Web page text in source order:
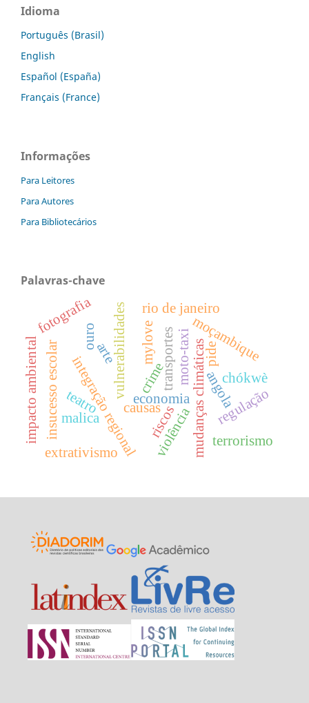
Idioma
Português (Brasil)
English
Español (España)
Français (France)
Informações
Para Leitores
Para Autores
Para Bibliotecários
Palavras-chave
mudanças climáticas
riscos
vulnerabilidades economia
moçambique
transportes
integração regional
rio de janeiro
angola
arte
teatro
extrativismo
ouro
regulação
insucesso escolar causas
impacto ambiental pide
violência
crime
terrorismo
malica
chókwè
moto-taxi
mylove
fotografia